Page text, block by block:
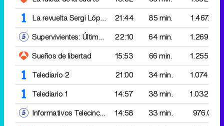
Telediario 2
21:00 34 min.
1.074.000
Telediario 1
14:57 38 min.
1.032.000
Informativos Telecinco 15:00
14:58 33 min.
976.000
Cocina abierta de Karlos Arguiñano
Sepia en su tinta con
13:27 24 min.
858.000
Informativos Telecinco 21:00
21:06 35 min.
853.000
First Dates
21:53 74 min.
845.000
Y ahora, Sonsoles
17:00 182 min.
821.000